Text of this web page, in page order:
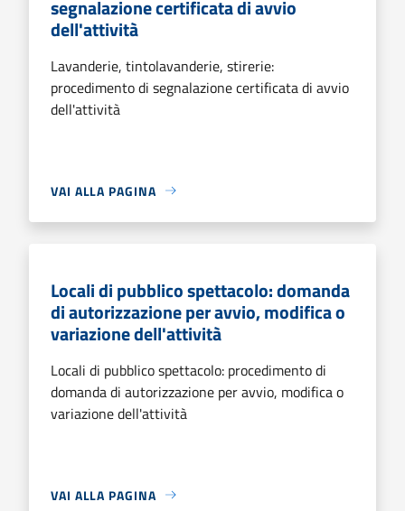
segnalazione certificata di avvio
dell'attività
Lavanderie, tintolavanderie, stirerie:
procedimento di segnalazione certificata di avvio
dell'attività
VAI ALLA PAGINA
Locali di pubblico spettacolo: domanda
di autorizzazione per avvio, modifica o
variazione dell'attività
Locali di pubblico spettacolo: procedimento di
domanda di autorizzazione per avvio, modifica o
variazione dell'attività
VAI ALLA PAGINA